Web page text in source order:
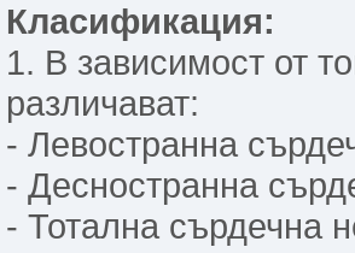
Класификация:
1. В зависимост от
различават:
- Левостранна
- Десностранна
- Тотална сърдечна